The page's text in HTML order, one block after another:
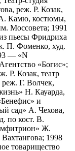
реж. Р. Козак,
А. Камю, костюмы,
Моссовета; 1991
пьесы Фридриха
П. Фоменко, худ.
— «N
«Богис»;
Р. Козак, театр
Г. Волчек,
Н. Кауарда,
и
сад» А. Чехова,
по кост. В.
Ж.
1998
товарищество